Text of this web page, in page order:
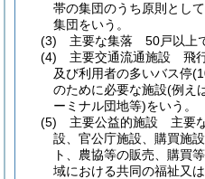
帯の集団のうち原則とし
集団をいう。
(3)
主要な集落 50戸以上
(4)
主要交通流通施設 飛
及び利用者の多いバス停
のために必要な施設(例え
ーミナル団地等)をいう。
(5)
主要公益的施設 主要
設、官公庁施設、購買施設
ト、農協等の販売、購買
域における共同の福祉又